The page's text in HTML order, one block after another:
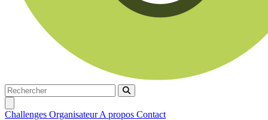
Rechercher
Rechercher
Challenges OrganisateurA propos Contact